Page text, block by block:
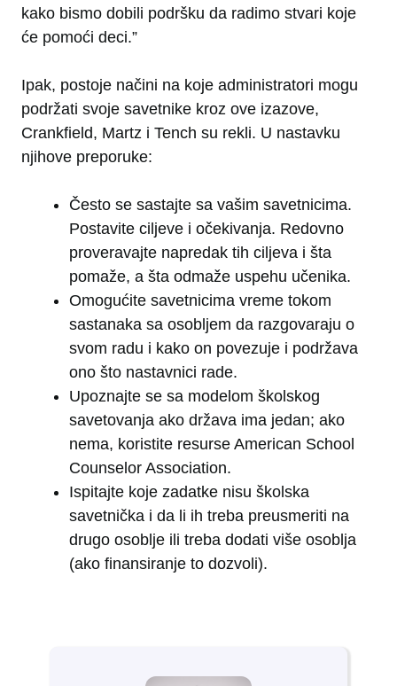
kako bismo dobili podršku da radimo stvari koje
će pomoći deci.”
Ipak, postoje načini na koje administratori mogu
podržati svoje savetnike kroz ove izazove,
Crankfield, Martz i Tench su rekli. U nastavku
njihove preporuke:
Često se sastajte sa vašim savetnicima.
Postavite ciljeve i očekivanja. Redovno
proveravajte napredak tih ciljeva i šta
pomaže, a šta odmaže uspehu učenika.
Omogućite savetnicima vreme tokom
sastanaka sa osobljem da razgovaraju o
svom radu i kako on povezuje i podržava
ono što nastavnici rade.
Upoznajte se sa modelom školskog
savetovanja ako država ima jedan; ako
nema, koristite resurse American School
Counselor Association.
Ispitajte koje zadatke nisu školska
savetnička i da li ih treba preusmeriti na
drugo osoblje ili treba dodati više osoblja
(ako finansiranje to dozvoli).